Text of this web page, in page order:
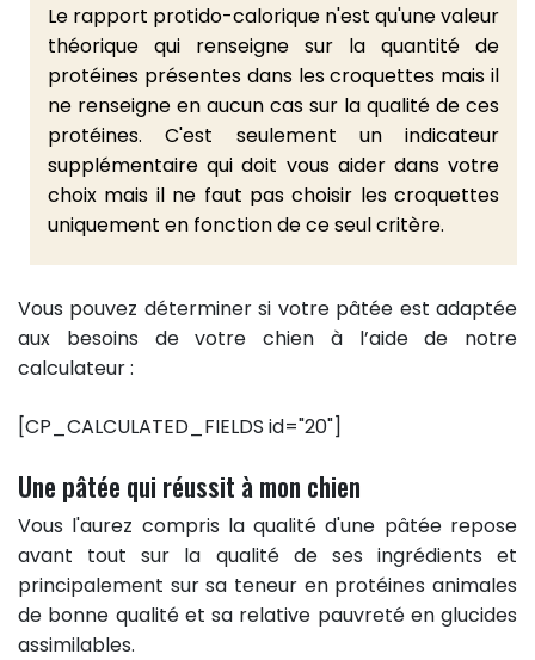
Le rapport protido-calorique n'est qu'une valeur
théorique qui renseigne sur la quantité de
protéines présentes dans les croquettes mais il
ne renseigne en aucun cas sur la qualité de ces
protéines. C'est seulement un indicateur
supplémentaire qui doit vous aider dans votre
choix mais il ne faut pas choisir les croquettes
uniquement en fonction de ce seul critère.
Vous pouvez déterminer si votre pâtée est adaptée
aux besoins de votre chien à l’aide de notre
calculateur :
[CP_CALCULATED_FIELDS id="20"]
Une pâtée qui réussit à mon chien
Vous l'aurez compris la qualité d'une pâtée repose
avant tout sur la qualité de ses ingrédients et
principalement sur sa teneur en protéines animales
de bonne qualité et sa relative pauvreté en glucides
assimilables.